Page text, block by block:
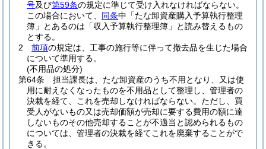
号及び第59条の規定に準じて受け入れなければならない。
この場合において、 同条中「たな卸資産購入予算執行整理
簿」とあるのは「収入予算執行整理簿」と読み替えるもの
とする。
2
前項の規定は、工事の施行等に伴って撤去品を生じた場合
について準用する。
(不用品の処分)
第64条
担当課長は、たな卸資産のうち不用となり、又は使
用に耐えなくなったものを不用品として整理し、管理者の
決裁を経て、これを売却しなければならない。 ただし、買
受人がないもの又は売却価額が売却に要する費用の額に達
しないものその他売却することが不適当と認められるもの
については、管理者の決裁を経てこれを廃棄することがで
きる。